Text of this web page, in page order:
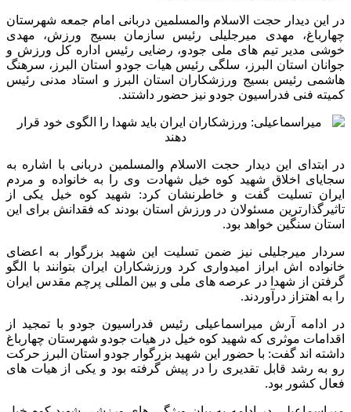
در این دیدار حجت الاسلام والمسلمین دربانی امام جمعه شهرستان
چهارباغ، مهدی میرجلیلی رئیس سازمان بسیج ورزش، مهدی
خوشی مدیر تیم های ملی جودو، رضایی رئیس اداره کل ورزش و
جوانان استان البرز، سلگی رئیس هیات جودو استان البرز، سرهنگ
هاشمی رئیس بسیج ورزشکاران استان البرز و استاد مدنی رئیس
کمیته فنی فدراسیون جودو نیز حضور داشتند.
در ابتدای این دیدار حجت الاسلام والمسلمین دربانی با اشاره به
سجایای اخلاق شهید کوه خیل شهادت وی را به خانواده و مردم
ایران تسلیت گفت و خاطرنشان کرد: شهید کوه خیل یکی از
تاثیرگذارترین مسئولان در ورزش استان بودند که فقدانش برای این
استان سنگین خواهد بود.
سردار میرجلیلی نیز ضمن تسلیت این شهید بزرگوار به اعضای
خانواده اش ابراز امیدواری کرد ورزشکاران ایران بتوانند با الگو
گرفتن از شهدا در عرصه های ملی و بین المللی پرچم مقدس ایران
را به اهتزاز درآوردند.
در ادامه آرش میراسماعیلی رئیس فدراسیون جودو با تمجید از
اقدامات موثری که شهید کوه خیل در هیات جودو شهرستان چهارباغ
داشته اند گفت: با حضور این شهید بزرگوار جودو استان البرز حرکت
رو به رشد قابل تقدیری را در پیش گرفته بود و یکی از هیات های
فعال کشور بود.